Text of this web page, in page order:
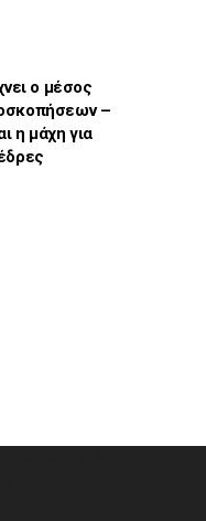
ο μέσος
–
η μάχη για